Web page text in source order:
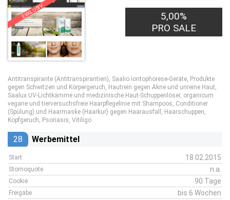
EXKLUSIV
20,00€
PRO LEAD
5,00%
PRO SALE
Antitranspirante (Antitranspirantien), Saalio Iontophorese-Geräte, Produkte
gegen Schwitzen und Körpergeruch, Hautrein gegen Akne und unreine Haut,
Saalux UV-Lichtkämme und medizinische Haut-Schuppenlöser, organicum
vegane und tierversuchsfreie Haarpflegelinie mit Shampoos, Conditioner
(Spülung) und Haarmaske (Haarkur) gegen Haarausfall, Haarschuppen,
Kopfgeruch, Psoriasis, Vitiligo
28 Werbemittel
Start 18.02.2015
Stornoquote n.a.
Cookie 90 Tage
Freigabe bis 6 Wochen